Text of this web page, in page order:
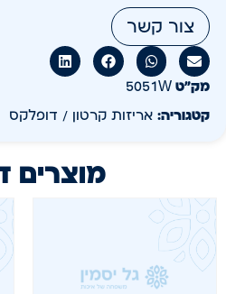
צור קשר
מק״ט 5051W
קטגוריה: אריזות קרטון / דופלקס
מוצרים